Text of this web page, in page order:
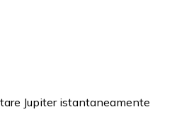
Jupiter istantaneamente